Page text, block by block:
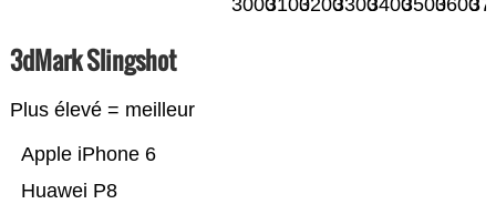
3000310032003300340035003600
3dMark Slingshot
Plus élevé = meilleur
Huawei P8
Apple iPhone 6